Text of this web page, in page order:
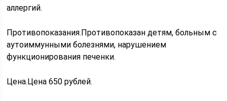
аллергий.
Противопоказания.Противопоказан детям, больным с
аутоиммунными болезнями, нарушением
функционирования печенки.
Цена.Цена 650 рублей.